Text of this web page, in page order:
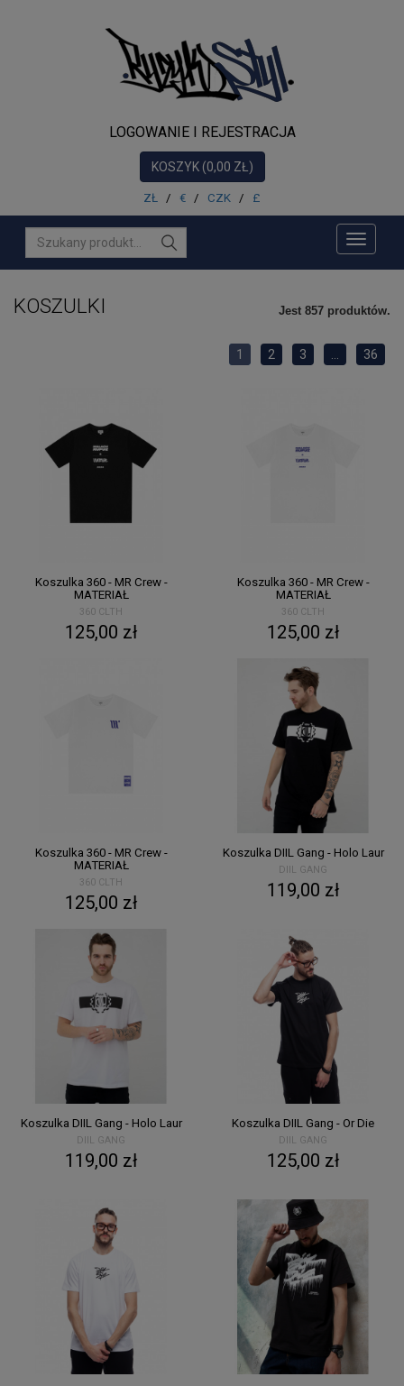
MUZYKA
PROMOCJE
PRODUCENCI
LOGOWANIE I REJESTRACJA
KOSZYK (0,00 ZŁ)
ZŁ / € / CZK / £
Toggle
KOSZULKI Jest 857 produktów.
1 2 3 36
Koszulka 360 - MR Crew -
MATERIAŁ
360 CLTH
125,00 zł
Koszulka 360 - MR Crew -
MATERIAŁ
360 CLTH
125,00 zł
Koszulka 360 - MR Crew -
MATERIAŁ
360 CLTH
125,00 zł
Koszulka DIIL Gang - Holo Laur
DIIL GANG
119,00 zł
Koszulka DIIL Gang - Holo Laur
DIIL GANG
119,00 zł
Koszulka DIIL Gang - Or Die
DIIL GANG
125,00 zł